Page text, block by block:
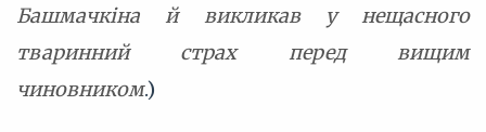
Башмачкіна й викликав у нещасного
тваринний страх перед вищим
чиновником.)